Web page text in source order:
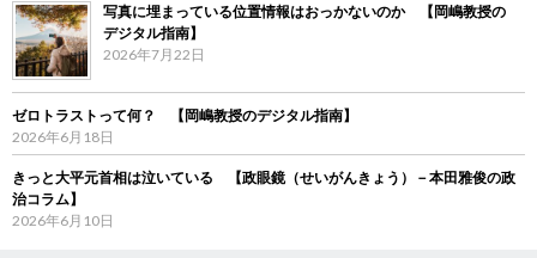
写真に埋まっている位置情報はおっかないのか 【岡嶋教授の
デジタル指南】
2026年7月22日
ゼロトラストって何？ 【岡嶋教授のデジタル指南】
2026年6月18日
きっと大平元首相は泣いている 【政眼鏡（せいがんきょう）－本田雅俊の政
治コラム】
2026年6月10日